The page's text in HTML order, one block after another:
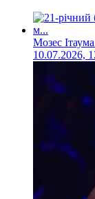
Мозес
10.07.2026,